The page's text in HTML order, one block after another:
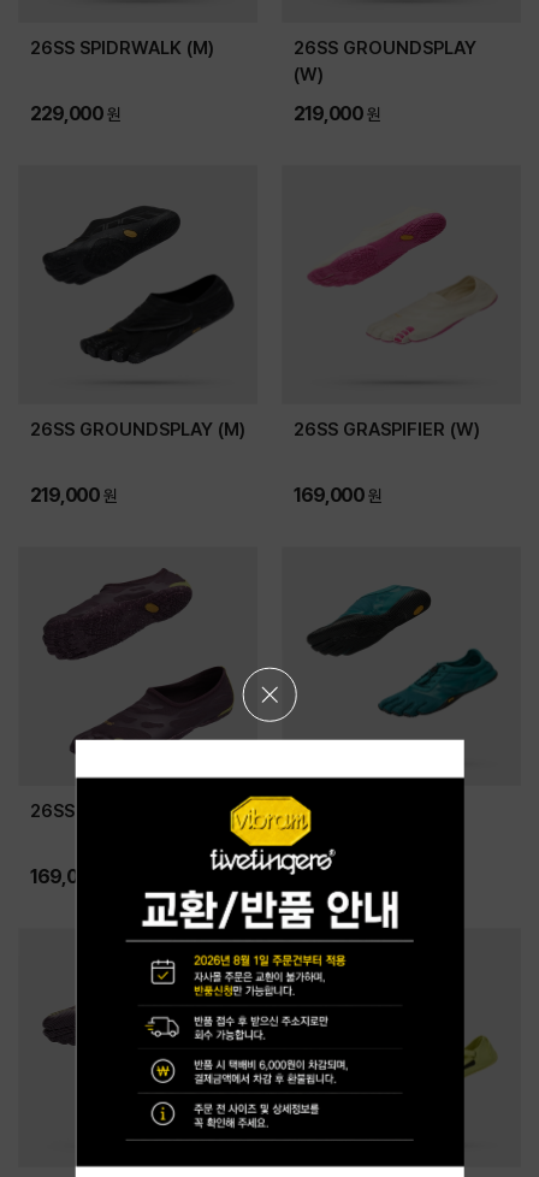
26SS SPIDRWALK (M)
229,000원
26SS GROUNDSPLAY
(W)
219,000원
26SS GROUNDSPLAY (M)
219,000원
26SS GRASPIFIER (W)
169,000원
26SS GRASPIFIER (M)
169,000
26SS KSO EVO (M)
179,000
팝
업
체
닫
기